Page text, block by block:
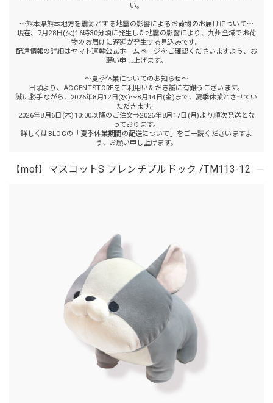
い。
～熊本県熊本地方を震源とする地震の影響によるお荷物のお届けについて～
現在、7月28日(火)16時30分頃に発生した地震の影響により、九州全域でお荷
物のお届けに遅延が発生する見込みです。
配達情報の詳細はヤマト運輸公式ホームページをご確認くださいますよう、お
願い申し上げます。
～夏季休業についてのお知らせ～
日頃より、ACCENTSTOREをご利用いただき誠に有難うございます。
誠に勝手ながら、2026年8月12日(水)～8月14日(金)まで、夏季休業とさせてい
ただきます。
2026年8月6日(木)10:00以降のご注文⇒2026年8月17日(月)より順次発送とな
っております。
詳しくはBLOGの「夏季休業期間の配送について」をご一読くださいますよ
う、お願い申し上げます。
【mof】マスコットS フレンチブルドック /TM113-12